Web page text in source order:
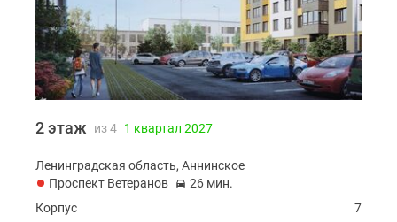
2 этаж из 4 1 квартал 2027
Ленинградская область, Аннинское
Проспект Ветеранов
26 мин.
7
Корпус